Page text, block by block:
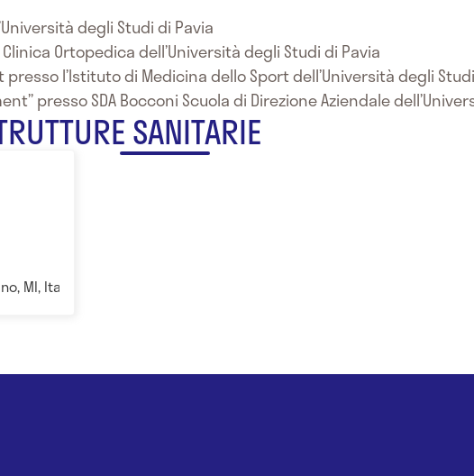
degli Studi di Pavia
Ortopedica dell’Università degli Studi di Pavia
l’Istituto di Medicina dello Sport dell’Università degli
presso SDA Bocconi Scuola di Direzione Aziendale
SANITARIE
MI, Italia Milano